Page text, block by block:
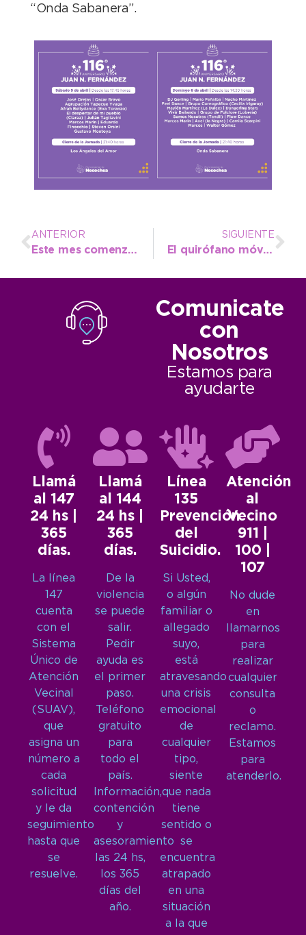
“Onda Sabanera”.
ANTERIOR
Este mes comenzará el taller gratuito “Jugamos y aprendemos en el CIC”
SIGUIENTE
El quirófano móvil se mantiene en 59 y 84 durante abril y en mayo va a Quequén
Comunicate
con
Nosotros
Estamos para
ayudarte
Llamá
al 147
24 hs |
365
días.
La línea
147
cuenta
con el
Sistema
Único de
Atención
Vecinal
(SUAV),
que
asigna un
número a
cada
solicitud
y le da
seguimiento
hasta que
se
resuelve.
Llamá
al 144
24 hs |
365
días.
De la
violencia
se puede
salir.
Pedir
ayuda es
el primer
paso.
Teléfono
gratuito
para
todo el
país.
Información,
contención
y
asesoramiento
las 24 hs,
los 365
días del
año.
Línea
135
Prevención
del
Suicidio.
Si Usted,
o algún
familiar o
allegado
suyo,
está
atravesando
una crisis
emocional
de
cualquier
tipo,
siente
que nada
tiene
sentido o
se
encuentra
atrapado
en una
situación
a la que
Atención
al
Vecino
911 |
100 |
107
No dude
en
llamarnos
para
realizar
cualquier
consulta
o
reclamo.
Estamos
para
atenderlo.